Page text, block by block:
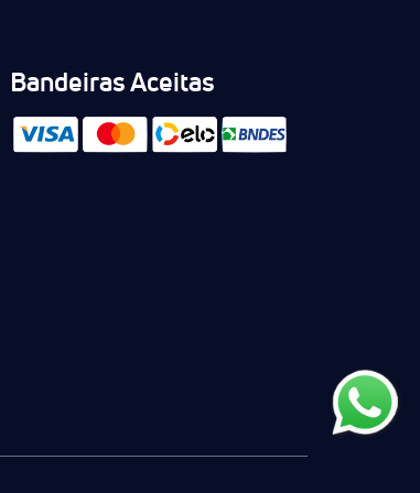
Bandeiras Aceitas